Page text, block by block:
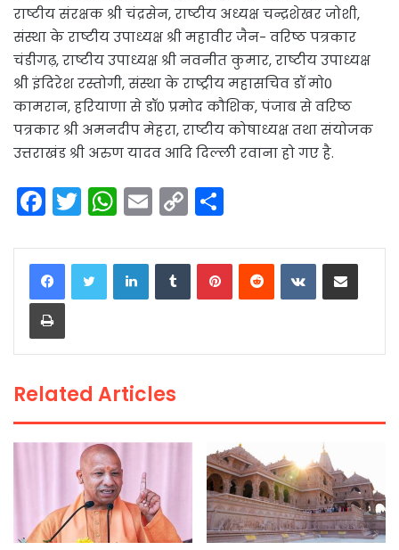
राष्टीय संरक्षक श्री चंद्रसेन, राष्टीय अध्यक्ष चन्द्रशेखर जोशी,
संस्था के राष्टीय उपाध्यक्ष श्री महावीर जैन- वरिष्ठ पत्रकार
चंडीगढ़, राष्टीय उपाध्यक्ष श्री नवनीत कुमार, राष्टीय उपाध्यक्ष
श्री इंदिरेश रस्तोगी, संस्था के राष्ट्रीय महासचिव डॉ मो0
कामरान, हरियाणा से डॉ0 प्रमोद कौशिक, पंजाब से वरिष्ठ
पत्रकार श्री अमनदीप मेहरा, राष्टीय कोषाध्यक्ष तथा संयोजक
उत्तराखंड श्री अरुण यादव आदि दिल्ली रवाना हो गए है.
F
a
c
e
b
o
k
T
w
itt
er
W
h
a
ts
p
E
m
ai
C
o
p
n
ar
LinkedInTumblrPinterestReddit VKontakteShare via Email
Print
Related Articles